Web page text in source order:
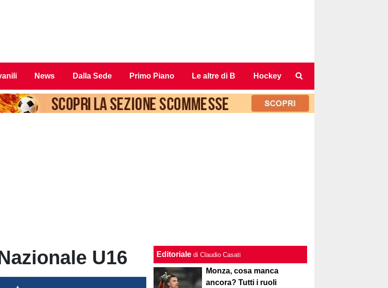
News Dalla Sede Primo Piano Le altre di B Hockey
U16 Editoriale di Claudio Casati
Monza, cosa manca
ancora? Tutti i ruoli